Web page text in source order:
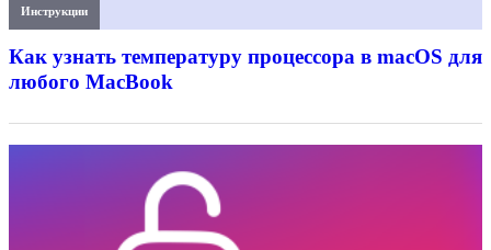
Инструкции
Как узнать температуру процессора в macOS для
любого MacBook